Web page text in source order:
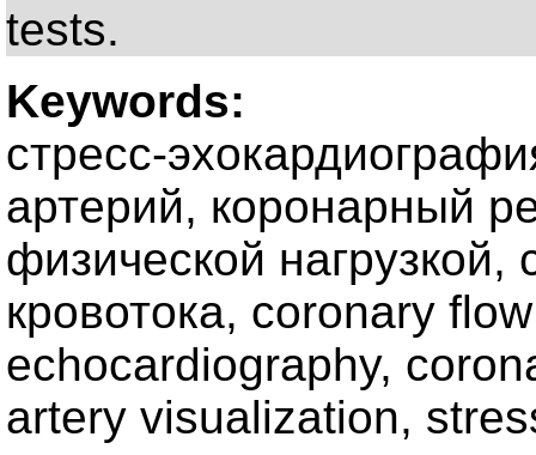
tests.
Keywords:
стресс-
артерий, коронарный
физической нагрузкой,
кровотока, coronary
echocardiography,
artery visualization,